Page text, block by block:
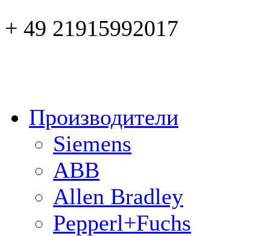
+ 49 21915992017
Производители
Siemens
ABB
Allen Bradley
Pepperl+Fuchs